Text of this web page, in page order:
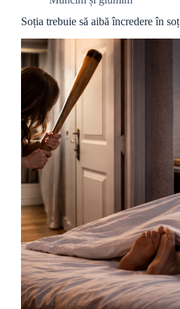
Soția trebuie să aibă încredere în soț